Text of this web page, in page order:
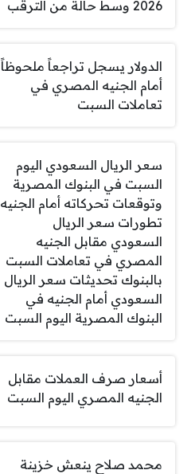
2026 وسط حالة من الترقب
الدولار يسجل تراجعاً ملحوظاً
أمام الجنيه المصري في
تعاملات السبت
سعر الريال السعودي اليوم
السبت في البنوك المصرية
وتوقعات تحركاته أمام الجنيه
تطورات سعر الريال
السعودي مقابل الجنيه
المصري في تعاملات السبت
بالبنوك تحديثات سعر الريال
السعودي أمام الجنيه في
البنوك المصرية اليوم السبت
أسعار صرف العملات مقابل
الجنيه المصري اليوم السبت
محمد صلاح ينعش خزينة